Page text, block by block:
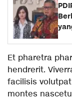
Et pharetra
hendrerit.
facilisis
montes